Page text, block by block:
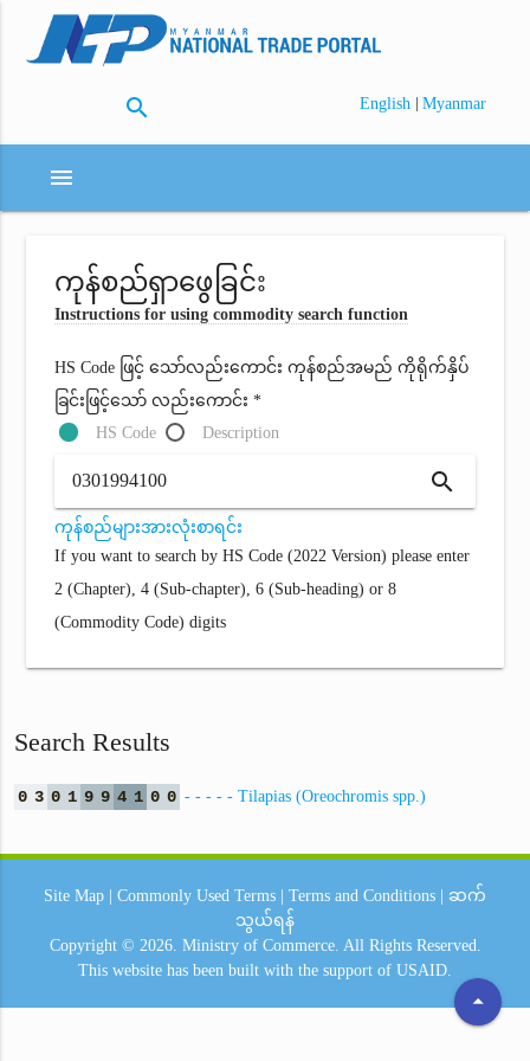
search English | Myanmar
menu
ကုန်စည်ရှာဖွေခြင်း
Instructions for using commodity search function
HS Code ဖြင့် သော်လည်းကောင်း ကုန်စည်အမည် ကိုရိုက်နှိပ်
ခြင်းဖြင့်သော် လည်းကောင်း *
HS Code
Description
search
ကုန်စည်များအားလုံးစာရင်း
If you want to search by HS Code (2022 Version) please enter
2 (Chapter), 4 (Sub-chapter), 6 (Sub-heading) or 8
(Commodity Code) digits
Search Results
0 3 0 1 9 9 4 1 0 0 - - - - - Tilapias (Oreochromis spp.)
arrow_drop_up
Site Map Commonly Used Terms Terms and Conditions
ဆက်
သွယ်ရန်
Copyright © 2026. Ministry of Commerce. All Rights Reserved.
This website has been built with the support of USAID.